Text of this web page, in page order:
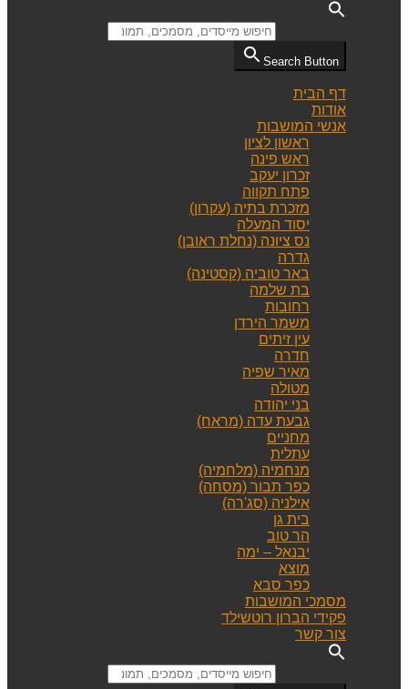
Search Button
דף הבית
אודות
אנשי המושבות
ראשון לציון
ראש פינה
זכרון יעקב
פתח תקווה
מזכרת בתיה (עקרון)
יסוד המעלה
נס ציונה (נחלת ראובן)
גדרה
באר טוביה (קסטינה)
בת שלמה
רחובות
משמר הירדן
עין זיתים
חדרה
מאיר שפיה
מטולה
בני יהודה
גבעת עדה (מראח)
מחניים
עתלית
מנחמיה (מלחמיה)
כפר תבור (מסחה)
אילניה (סג'רה)
בית גן
הר טוב
יבנאל – ימה
מוצא
כפר סבא
מסמכי המושבות
פקידי הברון רוטשילד
צור קשר